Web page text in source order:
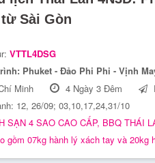
Sài Gòn
VTTL4DSG
Phuket - Đảo Phi Phi - Vịnh
Minh
4 Ngày 3 Đêm
12, 26/09; 03,10,17,24,31/10
SẠN 4 SAO CAO CẤP, BBQ THÁI
gồm 07kg hành lý xách tay và 20kg